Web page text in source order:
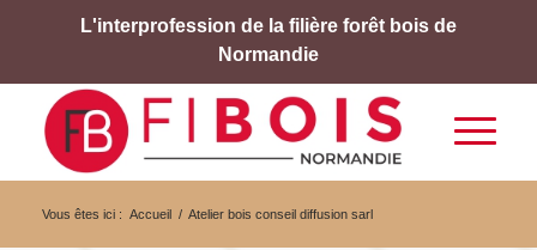
L'interprofession de la filière forêt bois de
Normandie
Vous êtes ici : Accueil / Atelier bois conseil diffusion sarl